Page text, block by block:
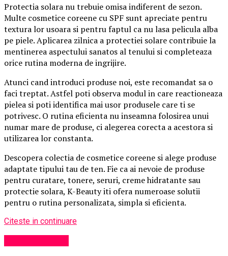
Protectia solara nu trebuie omisa indiferent de sezon.
Multe cosmetice coreene cu SPF sunt apreciate pentru
textura lor usoara si pentru faptul ca nu lasa pelicula alba
pe piele. Aplicarea zilnica a protectiei solare contribuie la
mentinerea aspectului sanatos al tenului si completeaza
orice rutina moderna de ingrijire.
Atunci cand introduci produse noi, este recomandat sa o
faci treptat. Astfel poti observa modul in care reactioneaza
pielea si poti identifica mai usor produsele care ti se
potrivesc. O rutina eficienta nu inseamna folosirea unui
numar mare de produse, ci alegerea corecta a acestora si
utilizarea lor constanta.
Descopera colectia de cosmetice coreene si alege produse
adaptate tipului tau de ten. Fie ca ai nevoie de produse
pentru curatare, tonere, seruri, creme hidratante sau
protectie solara, K-Beauty iti ofera numeroase solutii
pentru o rutina personalizata, simpla si eficienta.
Citeste in continuare